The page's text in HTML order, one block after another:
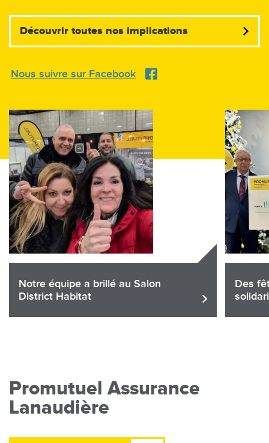
Découvrir toutes nos implications
Nous suivre sur Facebook
Notre équipe a brillé au Salon
District Habitat
Partager
Des
Promutuel Assurance
Lanaudière